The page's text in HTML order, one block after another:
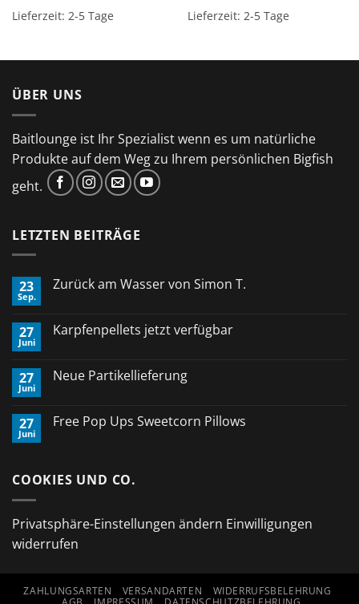
Lieferzeit: 2-5 Tage
Lieferzeit: 2-5 Tage
ÜBER UNS
Baitlounge ist Ihr Spezialist wenn es um natürliche
Produkte auf dem Weg zu Ihrem persönlichen Bigfish
geht.
LETZTEN BEITRÄGE
23
Sep.
Zurück am Wasser von Simon T.
Zurück
Simon
T.
27
Juni
Karpfenpellets jetzt verfügbar
Karpfenpellets
27
Juni
Neue Partikellieferung
Neue
27
Juni
Free Pop Ups Sweetcorn Pillows
Pop
COOKIES UND CO.
Privatsphäre-Einstellungen ändern Einwilligungen
widerrufen
ZAHLUNGSARTEN VERSANDARTEN
WIDERRUFSBELEHRUNG